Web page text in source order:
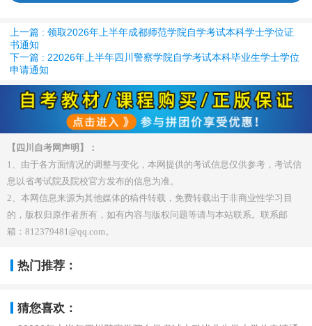
上一篇 : 领取2026年上半年成都师范学院自学考试本科学士学位证
书通知
下一篇 : 22026年上半年四川警察学院自学考试本科毕业生学士学位
申请通知
【四川自考网声明】：
1、由于各方面情况的调整与变化，本网提供的考试信息仅供参考，考试信
息以省考试院及院校官方发布的信息为准。
2、本网信息来源为其他媒体的稿件转载，免费转载出于非商业性学习目
的，版权归原作者所有，如有内容与版权问题等请与本站联系。联系邮
箱：812379481@qq.com。
热门推荐：
猜您喜欢：